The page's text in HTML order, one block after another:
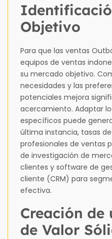
Objetivo
Para que las ventas
equipos de ventas
su mercado objetivo.
necesidades y las
potenciales mejora
acercamiento. Adaptar
específicos puede
última instancia, tasas
profesionales de ventas
de investigación de
clientes y software de
cliente (CRM) para
efectiva.
Creación de
de Valor